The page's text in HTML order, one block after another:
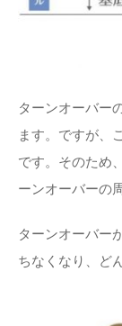
ターンオーバー
ます。ですが、
です。そのため
ーンオーバーの
ターンオーバー
ちなくなり、ど